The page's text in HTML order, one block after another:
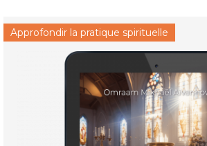
Approfondir la pratique spirituelle